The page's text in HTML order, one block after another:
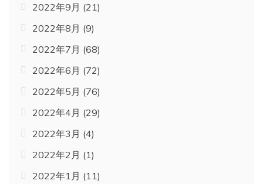
2022年9月 (21)
2022年8月 (9)
2022年7月 (68)
2022年6月 (72)
2022年5月 (76)
2022年4月 (29)
2022年3月 (4)
2022年2月 (1)
2022年1月 (11)